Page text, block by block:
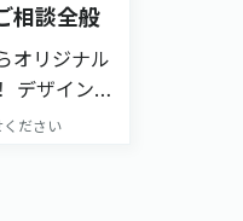
相談全般
オリジナル
デザイン・
ご相談く
ください